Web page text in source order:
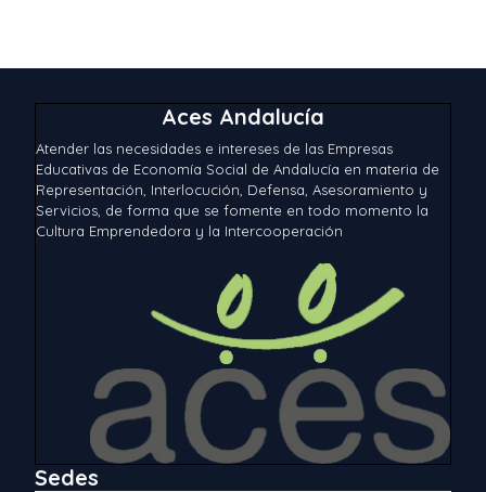
Aces Andalucía
Atender las necesidades e intereses de las Empresas
Educativas de Economía Social de Andalucía en materia de
Representación, Interlocución, Defensa, Asesoramiento y
Servicios, de forma que se fomente en todo momento la
Cultura Emprendedora y la Intercooperación
Sedes